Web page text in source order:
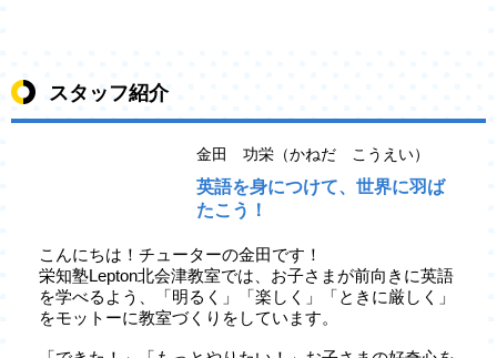
スタッフ紹介
金田 功栄（かねだ こうえい）
英語を身につけて、世界に羽ば
たこう！
こんにちは！チューターの金田です！
栄知塾Lepton北会津教室では、お子さまが前向きに英語
を学べるよう、「明るく」「楽しく」「ときに厳しく」
をモットーに教室づくりをしています。